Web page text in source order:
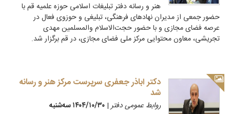
هنر و رسانه دفتر تبلیغات اسلامی حوزه علمیه قم با
حضور جمعی از مدیران نهادهای فرهنگی، تبلیغی و حوزوی فعال در
عرصه فضای مجازی و با حضور حجت‌الاسلام والمسلمین مهدی
تجریشی، معاون محتوایی مرکز ملی فضای مجازی، در قم برگزار شد.
دکتر اباذر جعفری سرپرست مرکز هنر و رسانه
شد
روابط عمومی دفتر| ۱۴۰۴/۱۰/۳۰ سه‌شنبه